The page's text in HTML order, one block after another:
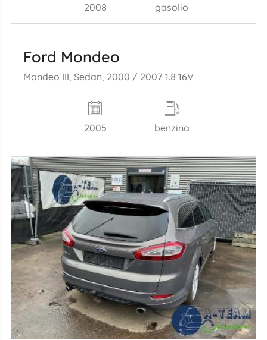
2008 gasolio
Ford Mondeo
Mondeo III, Sedan, 2000 / 2007 1.8 16V
2005 benzina